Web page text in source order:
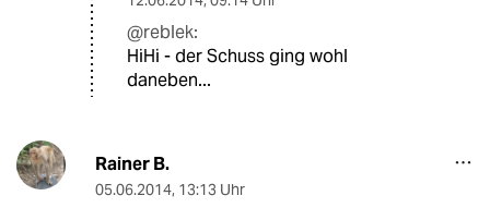
@reblek:
HiHi - der Schuss ging wohl
daneben...
Rainer B.
05.06.2014, 13:13 Uhr